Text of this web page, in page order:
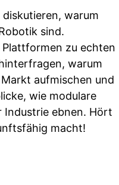
warum
sind.
Plattformen zu echten
warum
aufmischen und
wie modulare
Industrie ebnen. Hört
macht!